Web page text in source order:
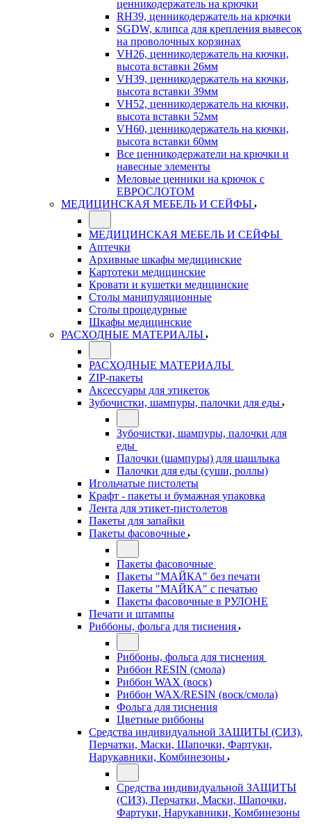
ценникодержатель на крючки
RH39, ценникодержатель на крючки
SGDW, клипса для крепления вывесок
на проволочных корзинах
VH26, ценникодержатель на кючки,
высота вставки 26мм
VH39, ценникодержатель на кючки,
высота вставки 39мм
VH52, ценникодержатель на кючки,
высота вставки 52мм
VH60, ценникодержатель на кючки,
высота вставки 60мм
Все ценникодержатели на крючки и
навесные элементы
Меловые ценники на крючок с
ЕВРОСЛОТОМ
МЕДИЦИНСКАЯ МЕБЕЛЬ И СЕЙФЫ
МЕДИЦИНСКАЯ МЕБЕЛЬ И СЕЙФЫ
Аптечки
Архивные шкафы медицинские
Картотеки медицинские
Кровати и кушетки медицинские
Столы манипуляционные
Столы процедурные
Шкафы медицинские
РАСХОДНЫЕ МАТЕРИАЛЫ
РАСХОДНЫЕ МАТЕРИАЛЫ
ZIP-пакеты
Аксессуары для этикеток
Зубочистки, шампуры, палочки для еды
Зубочистки, шампуры, палочки для
еды
Палочки (шампуры) для шашлыка
Палочки для еды (суши, роллы)
Игольчатые пистолеты
Крафт - пакеты и бумажная упаковка
Лента для этикет-пистолетов
Пакеты для запайки
Пакеты фасовочные
Пакеты фасовочные
Пакеты "МАЙКА" без печати
Пакеты "МАЙКА" с печатью
Пакеты фасовочные в РУЛОНЕ
Печати и штампы
Риббоны, фольга для тиснения
Риббоны, фольга для тиснения
Риббон RESIN (смола)
Риббон WAX (воск)
Риббон WAX/RESIN (воск/смола)
Фольга для тиснения
Цветные риббоны
Средства индивидуальной ЗАЩИТЫ (СИЗ),
Перчатки, Маски, Шапочки, Фартуки,
Нарукавники, Комбинезоны
Средства индивидуальной ЗАЩИТЫ
(СИЗ), Перчатки, Маски, Шапочки,
Фартуки, Нарукавники, Комбинезоны